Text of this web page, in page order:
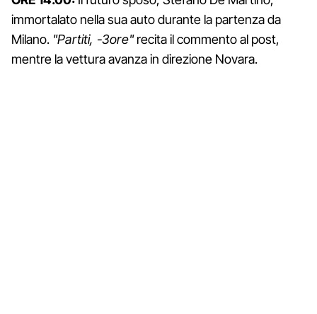
immortalato nella sua auto durante la partenza da
Milano. "Partiti, -3ore"recita il commento al post,
mentre la vettura avanza in direzione Novara.